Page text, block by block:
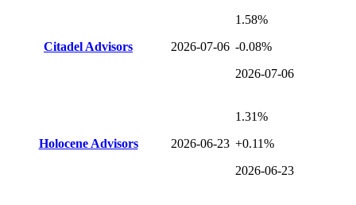
Citadel Advisors 2026-07-06
1.58%
-0.08%
2026-07-06
Holocene Advisors 2026-06-23
1.31%
+0.11%
2026-06-23